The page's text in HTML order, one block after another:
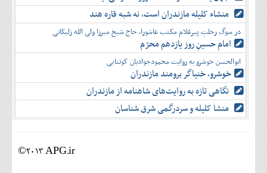
منشاء کلیله مازندران است، نه شبه قاره هند
در سوگ رحلتِ پیرغلام مکتب عاشورا، حاج شیخ میرزا ولی الله زلیکانی
امام حسینِ روز یازدهم محرّم
ابوالحسن خوشرو به روایت محمودجوادیان کوتنایی
خوشرو، خنياگر برومند مازندران
نگاهی تازه به روایت‌های شاهنامه از مازندران
منشا کلیله و سردرگمی شرق شناسان
©2013 APG.ir